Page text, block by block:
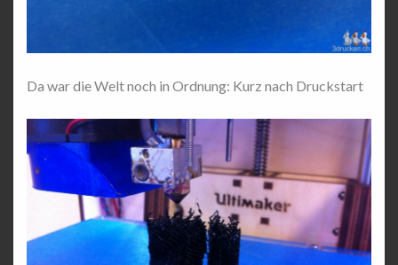
Da war die Welt noch in Ordnung: Kurz nach Druckstart